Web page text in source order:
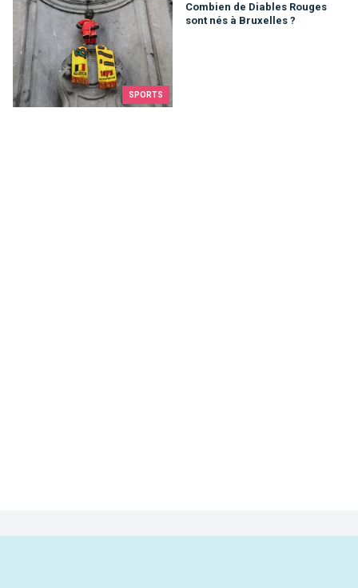
SPORTS
Combien de Diables Rouges
sont nés à Bruxelles ?
Combien de Diables Rouges sont nés à Bruxelles ?